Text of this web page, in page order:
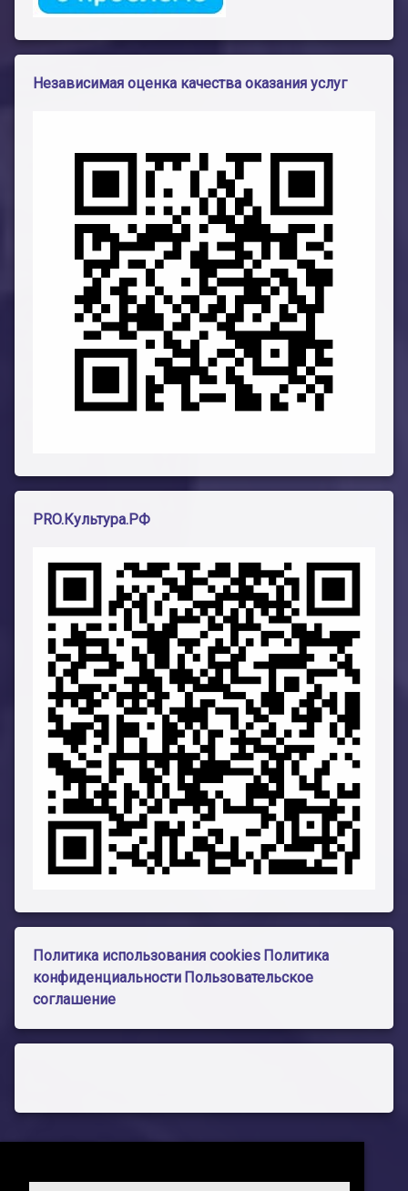
Независимая оценка качества оказания услуг
PRO.Культура.РФ
Политика использования cookies Политика
конфиденциальности Пользовательское
соглашение